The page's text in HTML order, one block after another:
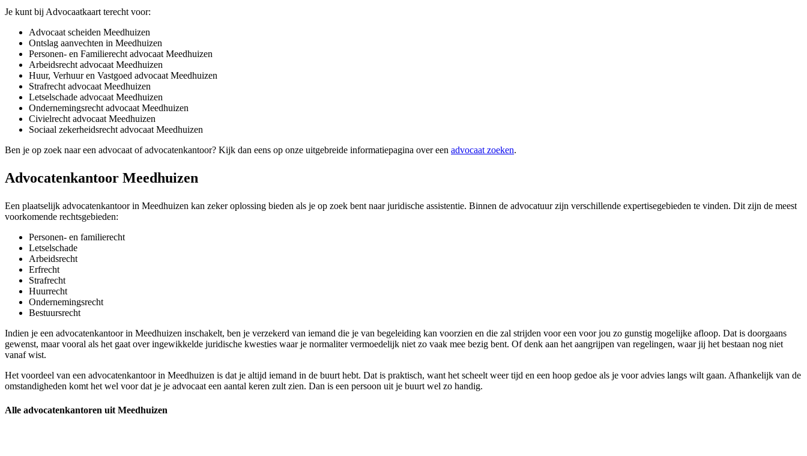
Je kunt bij Advocaatkaart terecht voor:
Advocaat scheiden Meedhuizen
Ontslag aanvechten in Meedhuizen
Personen- en Familierecht advocaat Meedhuizen
Arbeidsrecht advocaat Meedhuizen
Huur, Verhuur en Vastgoed advocaat Meedhuizen
Strafrecht advocaat Meedhuizen
Letselschade advocaat Meedhuizen
Ondernemingsrecht advocaat Meedhuizen
Civielrecht advocaat Meedhuizen
Sociaal zekerheidsrecht advocaat Meedhuizen
Ben je op zoek naar een advocaat of advocatenkantoor? Kijk dan eens op onze uitgebreide informatiepagina over een advocaat zoeken.
Advocatenkantoor Meedhuizen
Een plaatselijk advocatenkantoor in Meedhuizen kan zeker oplossing bieden als je op zoek bent naar juridische assistentie. Binnen de advocatuur zijn verschillende expertisegebieden te vinden. Dit zijn de meest
voorkomende rechtsgebieden:
Personen- en familierecht
Letselschade
Arbeidsrecht
Erfrecht
Strafrecht
Huurrecht
Ondernemingsrecht
Bestuursrecht
Indien je een advocatenkantoor in Meedhuizen inschakelt, ben je verzekerd van iemand die je van begeleiding kan voorzien en die zal strijden voor een voor jou zo gunstig mogelijke afloop. Dat is doorgaans
gewenst, maar vooral als het gaat over ingewikkelde juridische kwesties waar je normaliter vermoedelijk niet zo vaak mee bezig bent. Of denk aan het aangrijpen van regelingen, waar jij het bestaan nog niet
vanaf wist.
Het voordeel van een advocatenkantoor in Meedhuizen is dat je altijd iemand in de buurt hebt. Dat is praktisch, want het scheelt weer tijd en een hoop gedoe als je voor advies langs wilt gaan. Afhankelijk van de
omstandigheden komt het wel voor dat je je advocaat een aantal keren zult zien. Dan is een persoon uit je buurt wel zo handig.
Alle advocatenkantoren uit Meedhuizen